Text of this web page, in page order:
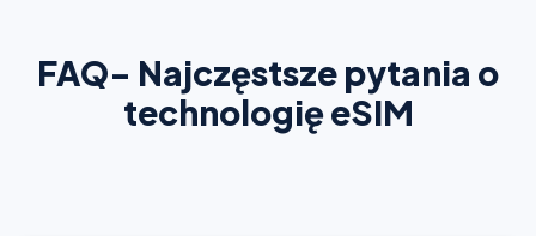
FAQ- Najczęstsze pytania o
technologię eSIM